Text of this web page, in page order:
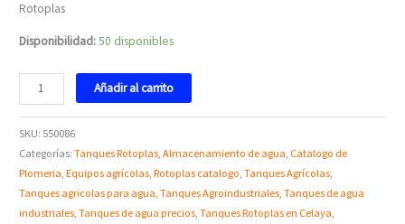
Rotoplas
Disponibilidad:50 disponibles
Añadir al carrito
SKU: 550086
Categorías:Tanques Rotoplas ,Almacenamiento de agua Catalogo de
Plomeria ,Equipos agrícolas ,Rotoplas catalogo ,Tanques Agrícolas
Tanques agricolas para agua ,Tanques Agroindustriales ,Tanques de agua
industriales ,Tanques de agua precios ,Tanques Rotoplas en Celaya